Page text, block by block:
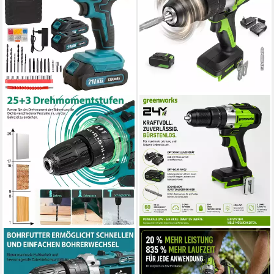
BLOSSOM
Akku-Bohrschrauber Akku-
Schraubendreher 21V
GREENWORKS
Akku-Schlagbohrschrauber
Akku-Bohrschrauber 24V